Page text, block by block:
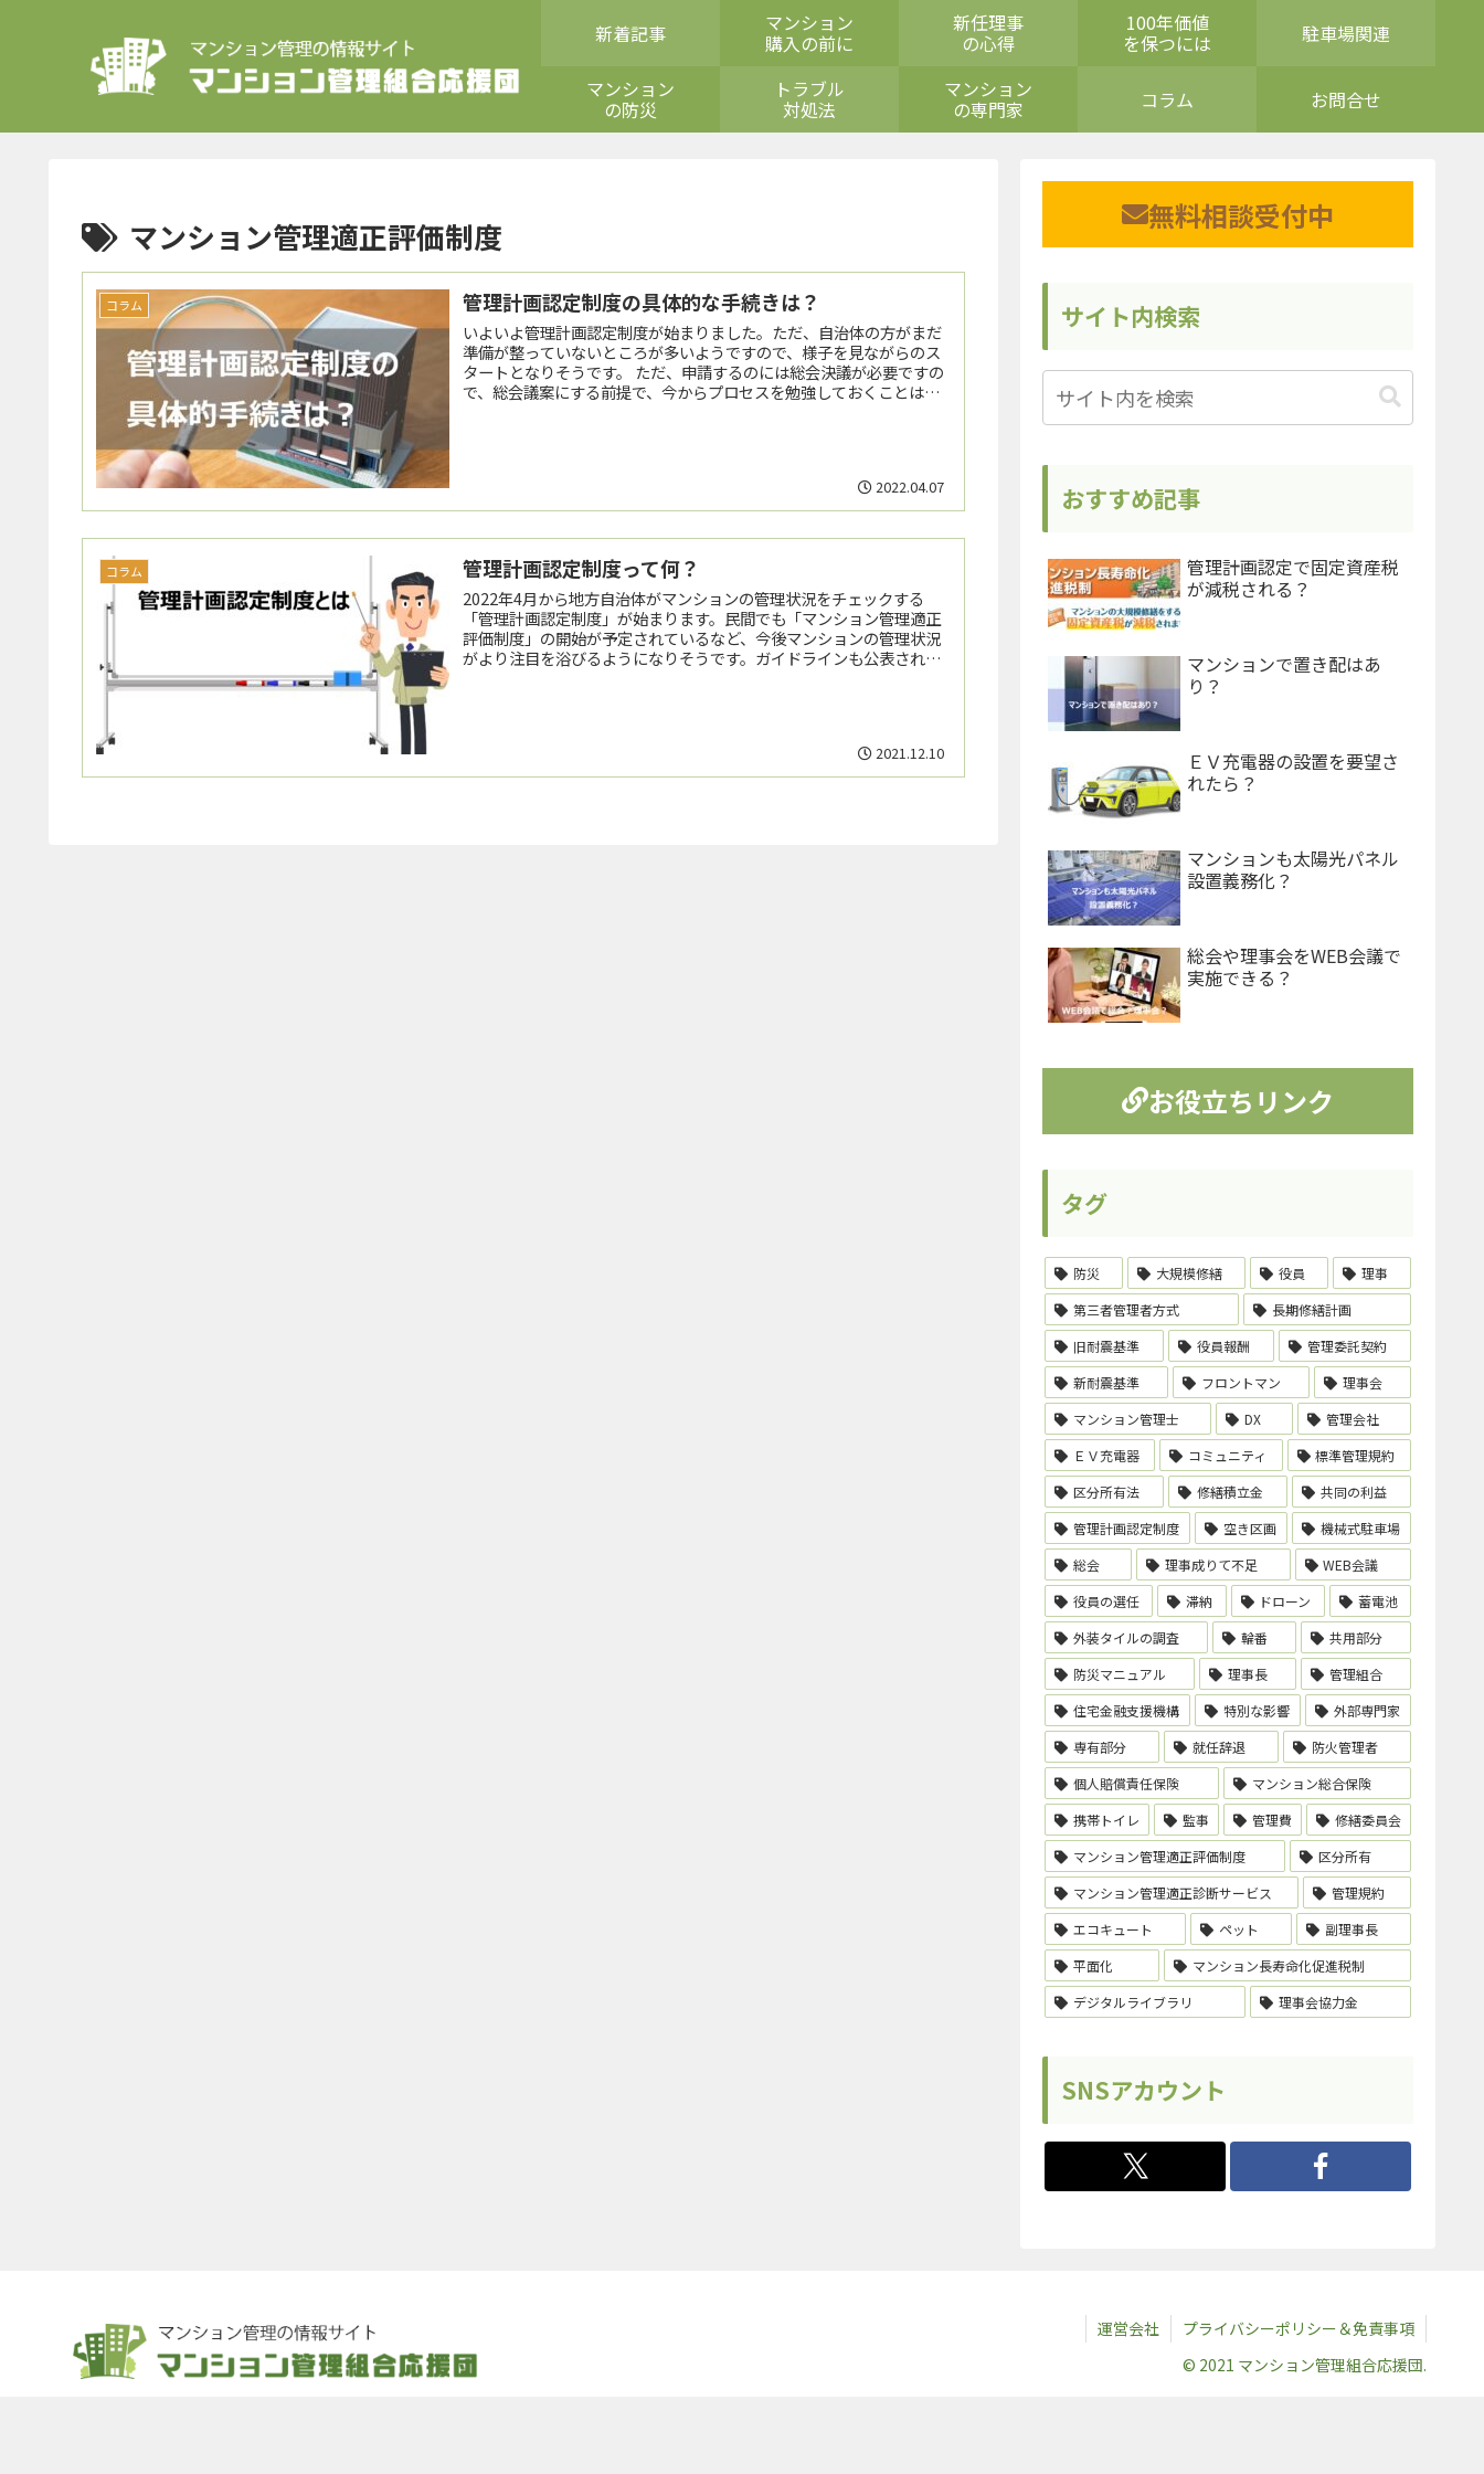
新着記事 マンション
購入の前に
新任理事
の心得
100年価値
を保つには 駐車場関連
マンション
の防災
トラブル
対処法
マンション
の専門家 コラム お問合せ
マンション管理適正評価制度
コラム 管理計画認定制度の具体的な手続きは？
いよいよ管理計画認定制度が始まりました。ただ、自治体の方がまだ
準備が整っていないところが多いようですので、様子を見ながらのス
タートとなりそうです。 ただ、申請するのには総会決議が必要ですの
で、総会議案にする前提で、今からプロセスを勉強しておくことは良
2022.04.07
コラム 管理計画認定制度って何？
2022年4月から地方自治体がマンションの管理状況をチェックする
「管理計画認定制度」が始まります。民間でも「マンション管理適正
評価制度」の開始が予定されているなど、今後マンションの管理状況
がより注目を浴びるようになりそうです。ガイドラインも公表されて
2021.12.10
無料相談受付中
サイト内検索
おすすめ記事
管理計画認定で固定資産税
が減税される？
マンションで置き配はあ
り？
ＥＶ充電器の設置を要望さ
れたら？
マンションも太陽光パネル
設置義務化？
総会や理事会をWEB会議で
実施できる？
お役立ちリンク
タグ
防災 大規模修繕 役員
理事
第三者管理者方式
長期修繕計画
旧耐震基準
役員報酬
管理委託契約
新耐震基準
フロントマン
理事会
マンション管理士
DX
管理会社
ＥＶ充電器
コミュニティ
標準管理規約
区分所有法
修繕積立金
共同の利益
管理計画認定制度
空き区画
機械式駐車場
総会
理事成りて不足
WEB会議
役員の選任
滞納 ドローン
蓄電池
外装タイルの調査
輪番
共用部分
防災マニュアル
理事長
管理組合
住宅金融支援機構
特別な影響
外部専門家
専有部分
就任辞退
防火管理者
個人賠償責任保険
マンション総合保険
携帯トイレ
監事 管理費
修繕委員会
マンション管理適正評価制度
区分所有
マンション管理適正診断サービス
管理規約
エコキュート
ペット
副理事長
平面化
マンション長寿命化促進税制
デジタルライブラリ
理事会協力金
SNSアカウント
運営会社
プライバシーポリシー＆免責事項
© 2021 マンション管理組合応援団.